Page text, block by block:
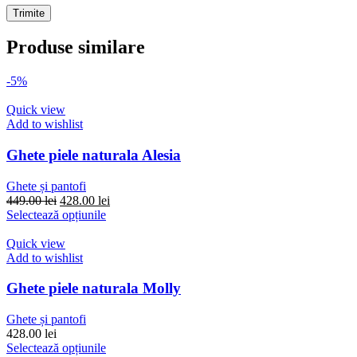
Produse similare
-5%
Quick view
Add to wishlist
Ghete piele naturala Alesia
Ghete și pantofi
449.00lei Prețul
inițial
fost:
449.00 lei.
428.00 lei
Selectează opțiunileAcest
variații.
Quick view
Add to wishlist
Ghete piele naturala Molly
Ghete și pantofi
428.00 lei
Selectează opțiunileAcest